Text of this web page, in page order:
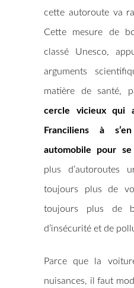
cette autoroute va
Cette mesure de
classé Unesco,
arguments
matière de santé,
cercle vicieux qui
Franciliens à
automobile pour se
plus d’autoroutes
toujours plus de
toujours plus de
d’insécurité et de
Parce que la
nuisances, il faut